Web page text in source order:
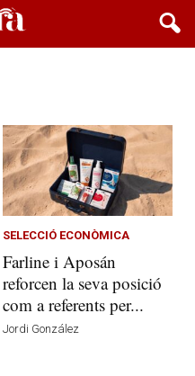
SELECCIÓ ECONÒMICA
Farline i Aposán
reforcen la seva posició
com a referents per...
Jordi González